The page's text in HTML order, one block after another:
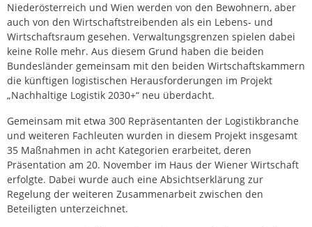
Niederösterreich und Wien werden von den Bewohnern, aber
auch von den Wirtschaftstreibenden als ein Lebens- und
Wirtschaftsraum gesehen. Verwaltungsgrenzen spielen dabei
keine Rolle mehr. Aus diesem Grund haben die beiden
Bundesländer gemeinsam mit den beiden Wirtschaftskammern
die künftigen logistischen Herausforderungen im Projekt
„Nachhaltige Logistik 2030+“ neu überdacht.
Gemeinsam mit etwa 300 Repräsentanten der Logistikbranche
und weiteren Fachleuten wurden in diesem Projekt insgesamt
35 Maßnahmen in acht Kategorien erarbeitet, deren
Präsentation am 20. November im Haus der Wiener Wirtschaft
erfolgte. Dabei wurde auch eine Absichtserklärung zur
Regelung der weiteren Zusammenarbeit zwischen den
Beteiligten unterzeichnet.